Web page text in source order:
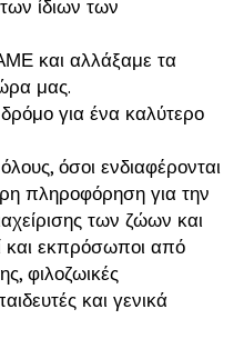
ίδιων των
και αλλάξαμε τα
μας.
για ένα καλύτερο
όσοι ενδιαφέρονται
πληροφόρηση για την
των ζώων και
και εκπρόσωποι από
φιλοζωικές
και γενικά